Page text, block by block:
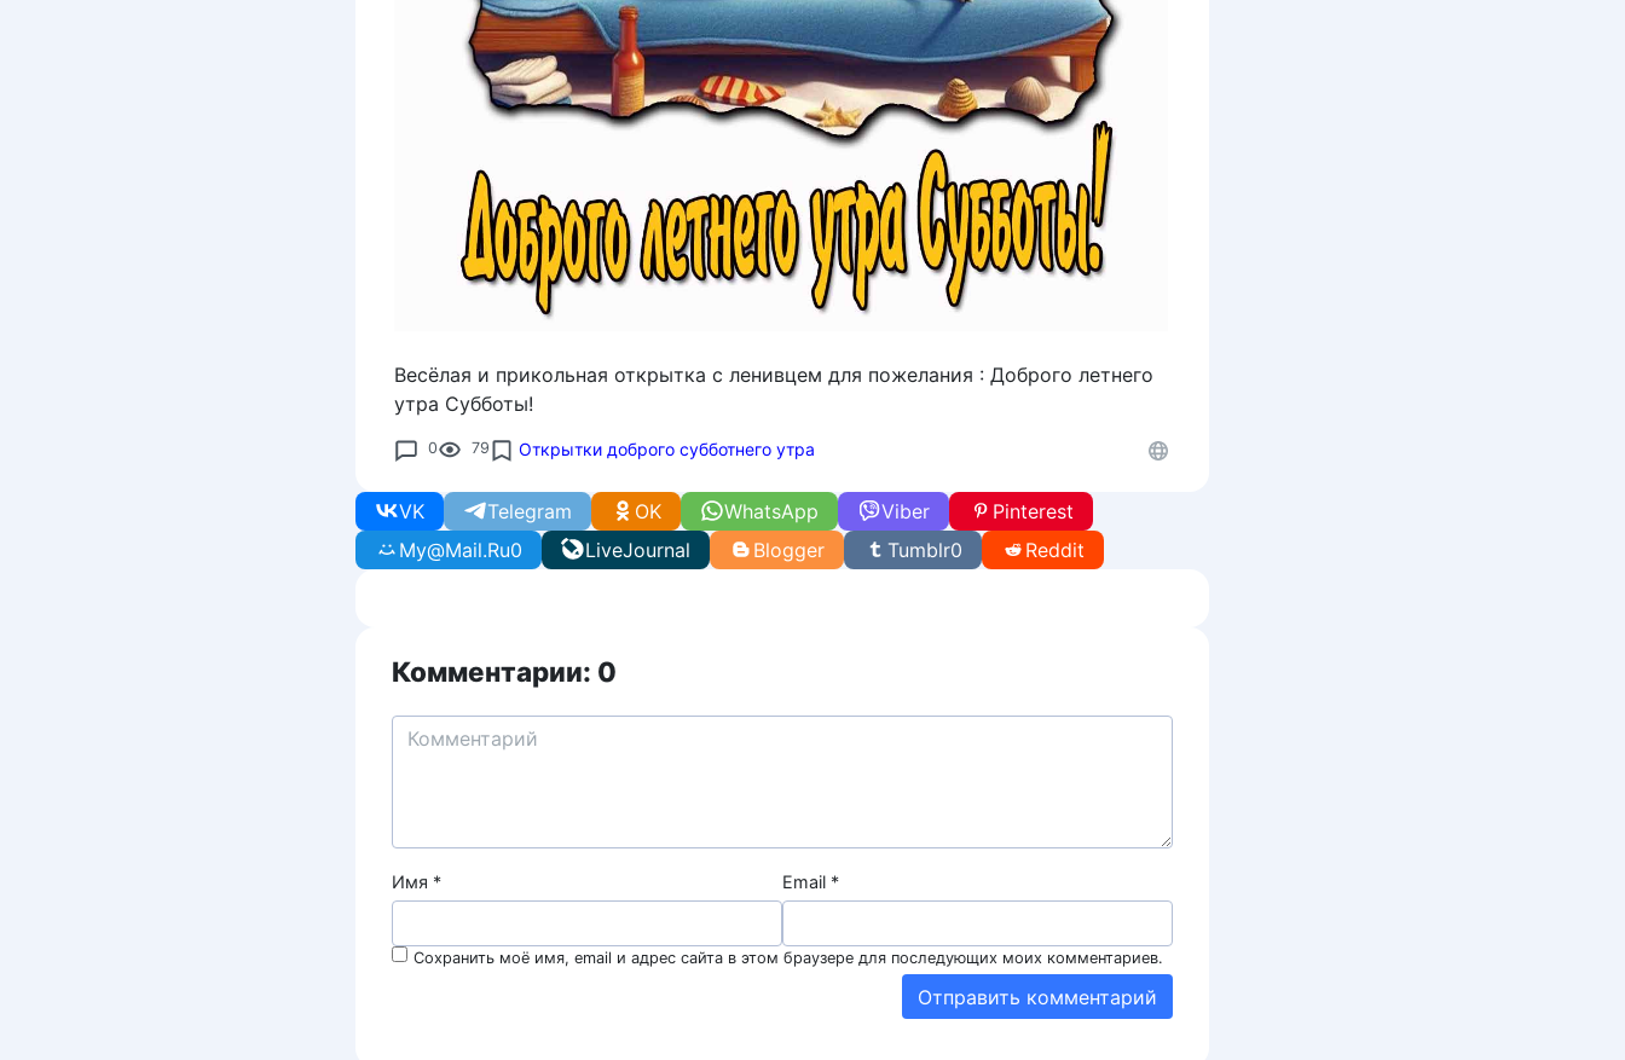
Весёлая и прикольная открытка с ленивцем для пожелания : Доброго летнего
утра Субботы!
0 79 Открытки доброго субботнего утра
WhatsApp
VK Telegram Viber
OK
LiveJournal
My@Mail.Ru0 Tumblr0
Pinterest
Reddit
Blogger
Комментарии: 0
Имя * Email *
Сохранить моё имя, email и адрес сайта в этом браузере для последующих моих комментариев.